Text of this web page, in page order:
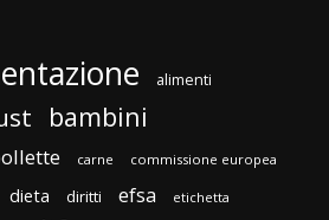
alimenti
bambini
carne commissione europea
dieta diritti efsa etichetta